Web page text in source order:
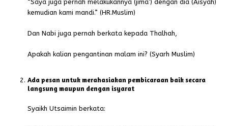
“Saya juga pernah melakukannya (jima’) dengan dia (Aisyah)
kemudian kami mandi.” (HR.Muslim)
Dan Nabi juga pernah berkata kepada Thalhah,
Apakah kalian pengantinan malam ini? (Syarh Muslim)
Ada pesan untuk merahasiakan pembicaraan baik secara
langsung maupun dengan isyarat
Syaikh Utsaimin berkata: